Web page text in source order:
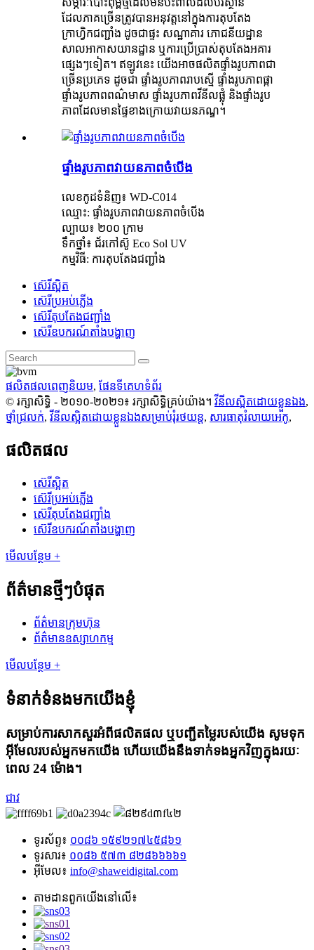
សម្ភារៈបោះពុម្ពថ្មីដែលមិនប៉ះពាល់ដល់បរិស្ថាន
ដែលភាគច្រើនត្រូវបានអនុវត្តនៅក្នុងការតុបតែង
ក្រាហ្វិកជញ្ជាំង ដូចជាផ្ទះ សណ្ឋាគារ ភោជនីយដ្ឋាន
សាលអាកាសយានដ្ឋាន ឬការប្រើប្រាស់តុបតែងអគារ
ផ្សេងៗទៀត។ ឥឡូវនេះ យើងអាចផលិតផ្ទាំងរូបភាពជា
ច្រើនប្រភេទ ដូចជា ផ្ទាំងរូបភាពរាបស្មើ ផ្ទាំងរូបភាពផ្កា
ផ្ទាំងរូបភាពពណ៌មាស ផ្ទាំងរូបភាពវីនីលផ្លុំ និងផ្ទាំងរូប
ភាពដែលមានផ្ទៃខាងក្រោយវាយនភណ្ឌ។
ផ្ទាំងរូបភាពវាយនភាពចំបើង
លេខកូដទំនិញ៖ WD-C014
ឈ្មោះ: ផ្ទាំងរូបភាពវាយនភាពចំបើង
ល្បាយ៖ ២០០ ក្រាម
ទឹកថ្នាំ៖ ជ័រកៅស៊ូ Eco Sol UV
កម្មវិធី: ការតុបតែងជញ្ជាំង
ស៊េរីស្អិត
ស៊េរីប្រអប់ភ្លើង
ស៊េរីតុបតែងជញ្ជាំង
ស៊េរីឧបករណ៍តាំងបង្ហាញ
ផលិតផលពេញនិយម, ផែនទីគេហទំព័រ
© រក្សាសិទ្ធិ - ២០១០-២០២១៖ រក្សាសិទ្ធិគ្រប់យ៉ាង។ វីនីលស្អិតដោយខ្លួនឯង,
ថ្នាំជ្រលក់, វីនីលស្អិតដោយខ្លួនឯងសម្រាប់រុំរថយន្ត, សារធាតុរំលាយអេកូ,
ផលិតផល
ស៊េរីស្អិត
ស៊េរីប្រអប់ភ្លើង
ស៊េរីតុបតែងជញ្ជាំង
ស៊េរីឧបករណ៍តាំងបង្ហាញ
មើលបន្ថែម +
ព័ត៌មានថ្មីៗបំផុត
ព័ត៌មានក្រុមហ៊ុន
ព័ត៌មានឧស្សាហកម្ម
មើលបន្ថែម +
ទំនាក់ទំនងមកយើងខ្ញុំ
សម្រាប់ការសាកសួរអំពីផលិតផល ឬបញ្ជីតម្លៃរបស់យើង សូមទុក
អ៊ីមែលរបស់អ្នកមកយើង ហើយយើងនឹងទាក់ទងអ្នកវិញក្នុងរយៈ
ពេល 24 ម៉ោង។
ជាវ
ទូរស័ព្ទ៖ ០០៨៦ ១៥៩២១៧៤៥៨៦១
ទូរសារ៖ ០០៨៦ ៥៧៣ ៨២៨៦៦៦៦១
អ៊ីមែល៖ info@shaweidigital.com
តាមដានពួកយើងនៅលើ៖